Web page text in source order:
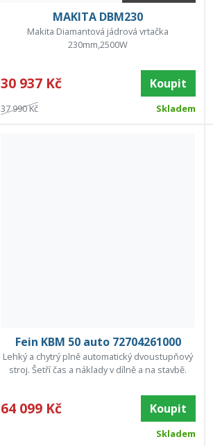
MAKITA DBM230
Makita Diamantová jádrová vrtačka
230mm,2500W
30 937 Kč Koupit
37 990 Kč Skladem
Fein KBM 50 auto 72704261000
Lehký a chytrý plně automatický dvoustupňový
stroj. Šetří čas a náklady v dílně a na stavbě.
64 099 Kč Koupit
Skladem